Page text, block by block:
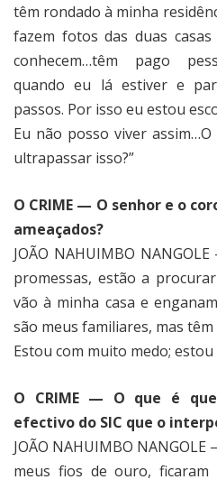
têm rondado à minha
fazem fotos das duas casas
conhecem…têm pago
quando eu lá estiver e
passos. Por isso eu estou
Eu não posso viver
ultrapassar isso?”
O CRIME — O senhor e o
ameaçados?
JOÃO NAHUIMBO
promessas, estão a
vão à minha casa e
são meus familiares, mas
Estou com muito medo;
O CRIME — O que é
efectivo do SIC que o
JOÃO NAHUIMBO
meus fios de ouro,